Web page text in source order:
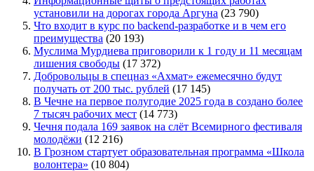
установили на дорогах города Аргуна (23 790)
Что входит в курс по backend-разработке и в чем его
преимущества (20 193)
Муслима Мурдиева приговорили к 1 году и 11 месяцам
лишения свободы (17 372)
Добровольцы в спецназ «Ахмат» ежемесячно будут
получать от 200 тыс. рублей (17 145)
В Чечне на первое полугодие 2025 года в создано более
7 тысяч рабочих мест (14 773)
Чечня подала 169 заявок на слёт Всемирного фестиваля
молодёжи (12 216)
В Грозном стартует образовательная программа «Школа
волонтера» (10 804)